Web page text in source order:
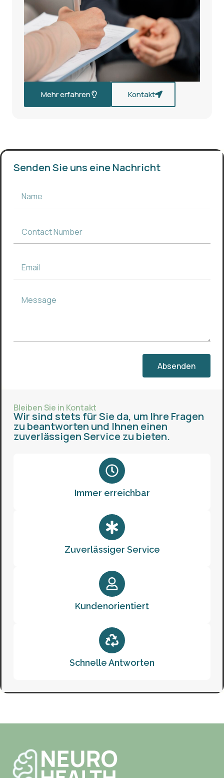
Mehr erfahren Kontakt
Bleiben Sie in Kontakt
Wir sind stets für Sie da, um Ihre Fragen
zu beantworten und Ihnen einen
zuverlässigen Service zu bieten.
Immer erreichbar
Zuverlässiger Service
Kundenorientiert
Schnelle Antworten
Senden Sie uns eine Nachricht
Absenden